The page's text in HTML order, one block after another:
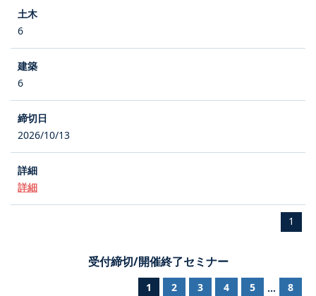
6
6
2026/10/13
詳細
1
受付締切/開催終了セミナー
1 2 3 4 5 ... 8